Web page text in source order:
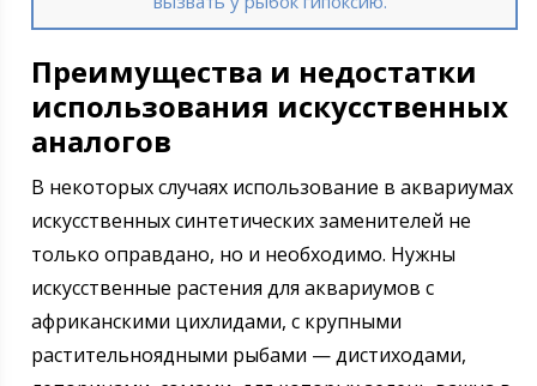
Преимущества и недостатки
использования искусственных
аналогов
В некоторых случаях использование в аквариумах
искусственных синтетических заменителей не
только оправдано, но и необходимо. Нужны
искусственные растения для аквариумов с
африканскими цихлидами, с крупными
растительноядными рыбами — дистиходами,